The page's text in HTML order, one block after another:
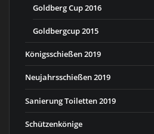
Goldberg Cup 2016
Goldbergcup 2015
Königsschießen 2019
Neujahrsschießen 2019
Sanierung Toiletten 2019
Schützenkönige